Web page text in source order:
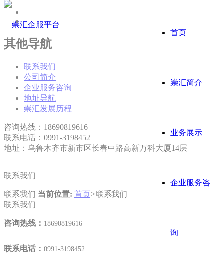
首页
崇汇简介
业务展示
企业服务咨
询
其他导航
联系我们
公司简介
企业服务咨询
地址导航
崇汇发展历程
咨询热线：18690819616
联系电话：0991-3198452
地址：乌鲁木齐市新市区长春中路高新万科大厦14层
联系我们
联系我们 当前位置: 首页>联系我们
联系我们
咨询热线： 18690819616
联系电话： 0991-3198452